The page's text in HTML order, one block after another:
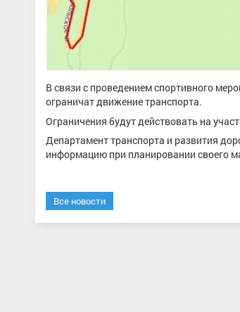
В связи с проведением спортивного
ограничат движение транспорта.
Ограничения будут действовать на
Департамент транспорта и развития
информацию при планировании своего
Все новости